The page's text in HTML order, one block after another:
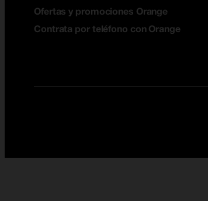
Ofertas y promociones Orange
Contrata por teléfono con Orange